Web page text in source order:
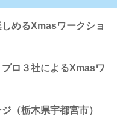
めるXmasワークショ
プロ３社によるXmasワ
（栃木県宇都宮市）